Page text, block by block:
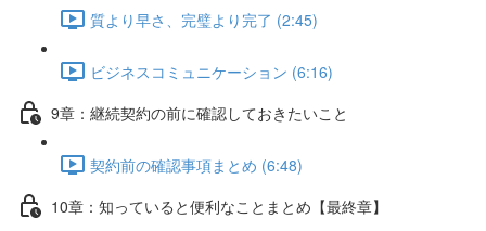
質より早さ、完璧より完了 (2:45)
ビジネスコミュニケーション (6:16)
9章：継続契約の前に確認しておきたいこと
契約前の確認事項まとめ (6:48)
10章：知っていると便利なことまとめ【最終章】